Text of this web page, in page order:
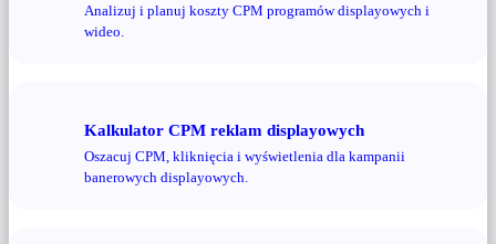
Analizuj i planuj koszty CPM programów displayowych i
wideo.
Kalkulator CPM reklam displayowych
Oszacuj CPM, kliknięcia i wyświetlenia dla kampanii
banerowych displayowych.